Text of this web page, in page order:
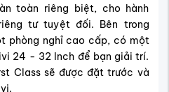
toàn riêng biệt, cho hành
tư tuyệt đối. Bên trong
phòng nghỉ cao cấp, có một
24 - 32 Inch để bạn giải trí.
Class sẽ được đặt trước và